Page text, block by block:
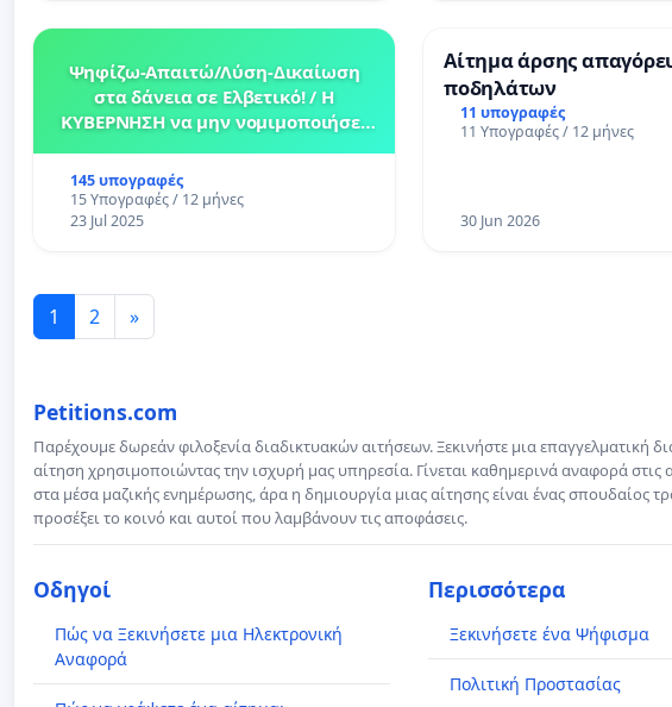
Ψηφίζω-Απαιτώ/Λύση-Δικαίωση
στα δάνεια σε Ελβετικό! / Η
ΚΥΒΕΡΝΗΣΗ να μην νομιμοποιήσει
145 υπογραφές
15 Υπογραφές / 12 μήνες
23 Jul 2025
Αίτημα άρσης
ποδηλάτων
11 υπογραφές
11 Υπογραφές / 12 μήνες
30 Jun 2026
1 2 »
Petitions.com
Παρέχουμε δωρεάν φιλοξενία διαδικτυακών αιτήσεων. Ξεκινήστε μια επαγγελματική
αίτηση χρησιμοποιώντας την ισχυρή μας υπηρεσία. Γίνεται καθημερινά αναφορά στις
στα μέσα μαζικής ενημέρωσης, άρα η δημιουργία μιας αίτησης είναι ένας σπουδαίος
προσέξει το κοινό και αυτοί που λαμβάνουν τις αποφάσεις.
Οδηγοί
Πώς να Ξεκινήσετε μια Ηλεκτρονική
Αναφορά
Περισσότερα
Ξεκινήσετε ένα Ψήφισμα
Πολιτική Προστασίας